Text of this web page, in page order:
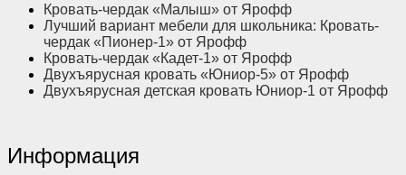
Кровать-чердак «Малыш» от Ярофф
Лучший вариант мебели для школьника: Кровать-
чердак «Пионер-1» от Ярофф
Кровать-чердак «Кадет-1» от Ярофф
Двухъярусная кровать «Юниор-5» от Ярофф
Двухъярусная детская кровать Юниор-1 от Ярофф
Информация